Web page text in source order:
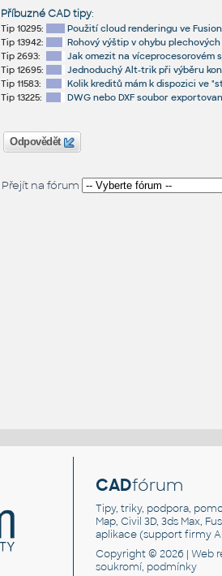
Příbuzné CAD tipy:
Tip 10295:
Použití cloud renderingu ve
Tip 13942:
Rohový výštip v ohybu
Tip 2693:
Jak omezit na víceprocesorovém
Tip 12695:
Jednoduchý Alt-trik při výběru
Tip 11583:
Kolik kreditů mám k dispozici ve
Tip 13225:
DWG nebo DXF soubor
Odpovědět
Přejít na fórum
CADfórum
Tipy, triky, podpora,
Map, Civil 3D, 3ds Max,
aplikace (support firmy
Copyright © 2026 |Web
soukromí, podmínky